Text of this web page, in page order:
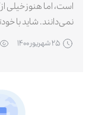
توسعه فردی
کسب و کار
است، اما هنوز خیلی
نمی‌دانند. شاید با
۲۵ شهريور ۱۴۰۰